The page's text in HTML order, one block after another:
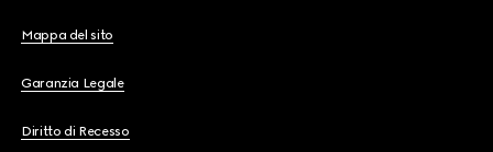
Mappa del sito
Garanzia Legale
Diritto di Recesso